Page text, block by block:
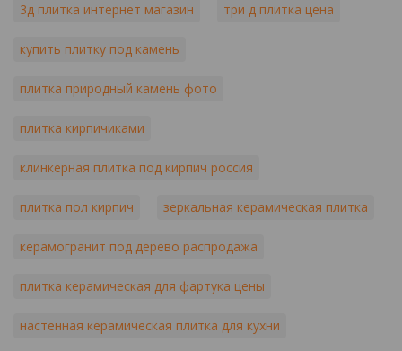
3д плитка интернет магазин три д плитка цена
купить плитку под камень
плитка природный камень фото
плитка кирпичиками
клинкерная плитка под кирпич россия
плитка пол кирпич зеркальная керамическая плитка
керамогранит под дерево распродажа
плитка керамическая для фартука цены
настенная керамическая плитка для кухни